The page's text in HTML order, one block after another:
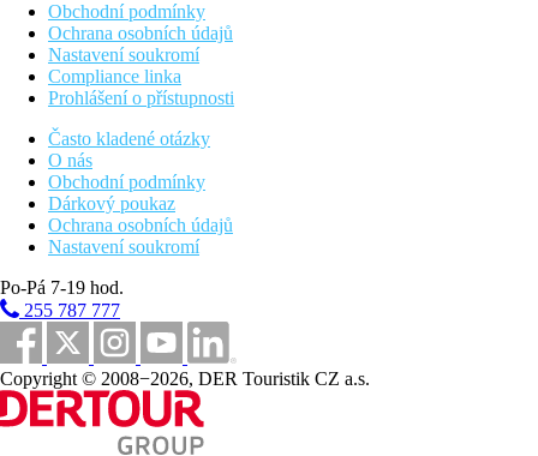
Obchodní podmínky
Ochrana osobních údajů
Nastavení soukromí
Compliance linka
Prohlášení o přístupnosti
Často kladené otázky
O nás
Obchodní podmínky
Dárkový poukaz
Ochrana osobních údajů
Nastavení soukromí
Po-Pá 7-19 hod.
255 787 777
Copyright © 2008−2026, DER Touristik CZ a.s.